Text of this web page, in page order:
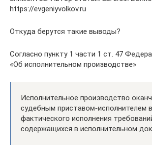
https://evgeniyvolkov.ru
Откуда берутся такие выводы?
Согласно пункту 1 части 1 ст. 47
«Об исполнительном производстве»
Исполнительное производство
судебным приставом-исполнителем
фактического исполнения
содержащихся в исполнительном